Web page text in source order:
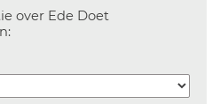
over Ede Doet
Aanvinken om informatie over